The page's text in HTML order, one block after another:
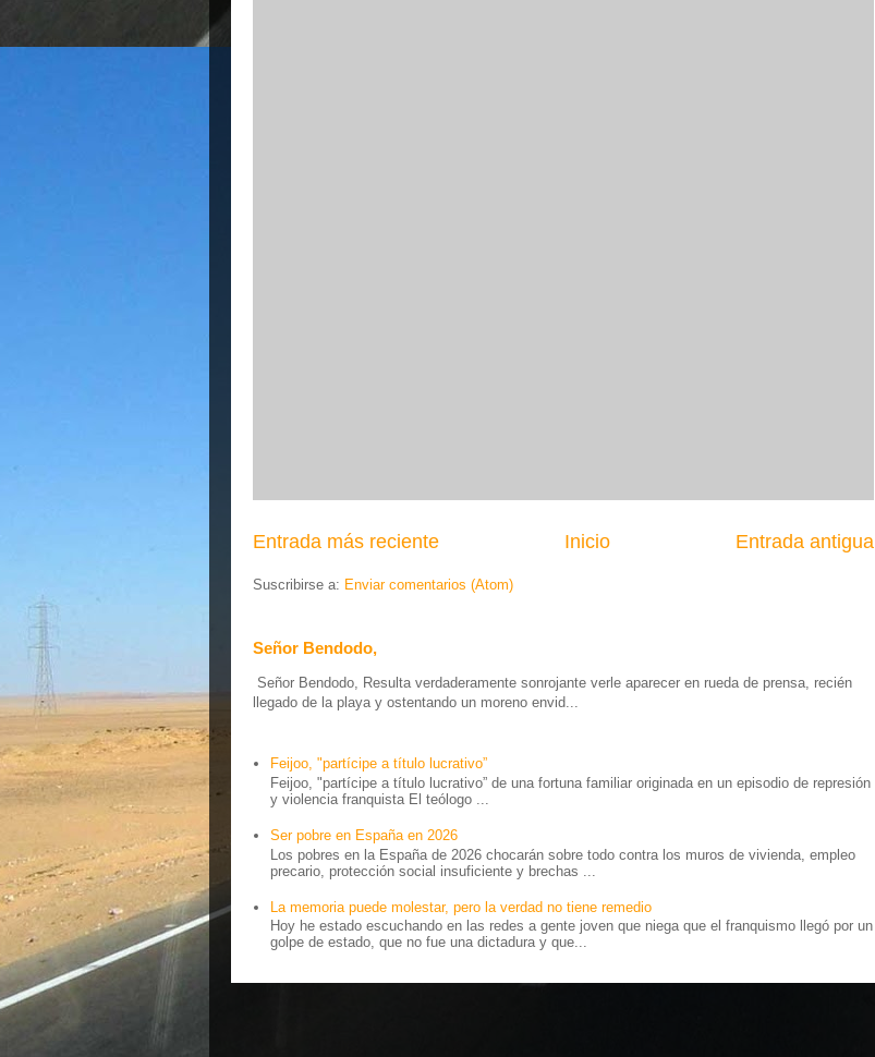
Entrada más reciente Entrada antigua
Inicio
Suscribirse a: Enviar comentarios (Atom)
Señor Bendodo,
Señor Bendodo, Resulta verdaderamente sonrojante verle aparecer en rueda de prensa, recién
llegado de la playa y ostentando un moreno envid...
Feijoo, "partícipe a título lucrativo”
Feijoo, "partícipe a título lucrativo” de una fortuna familiar originada en un episodio de represión
y violencia franquista El teólogo ...
Ser pobre en España en 2026
Los pobres en la España de 2026 chocarán sobre todo contra los muros de vivienda, empleo
precario, protección social insuficiente y brechas ...
La memoria puede molestar, pero la verdad no tiene remedio
Hoy he estado escuchando en las redes a gente joven que niega que el franquismo llegó por un
golpe de estado, que no fue una dictadura y que...